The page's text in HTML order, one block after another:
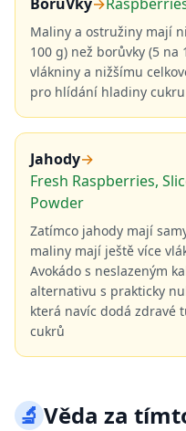
Maliny a ostružiny mají
100 g) než borůvky (5 na
vlákniny a nižšímu
pro hlídání hladiny
Jahody→
Fresh Raspberries,
Powder
Zatímco jahody mají
maliny mají ještě více
Avokádo s neslazeným
alternativu s prakticky
která navíc dodá zdravé
cukrů
🔬Věda za